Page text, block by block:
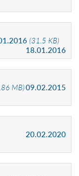
(31.5 KB)
18.01.2016
MB)09.02.2015
20.02.2020